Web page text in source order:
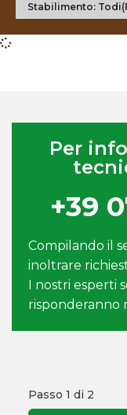
Stabilimento:
Per
+39
Compilando il
inoltrare
I nostri esperti
risponderanno
Passo 1 di 2